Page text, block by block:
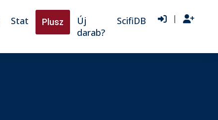
Stat Plusz
Új
darab?
ScifiDB |